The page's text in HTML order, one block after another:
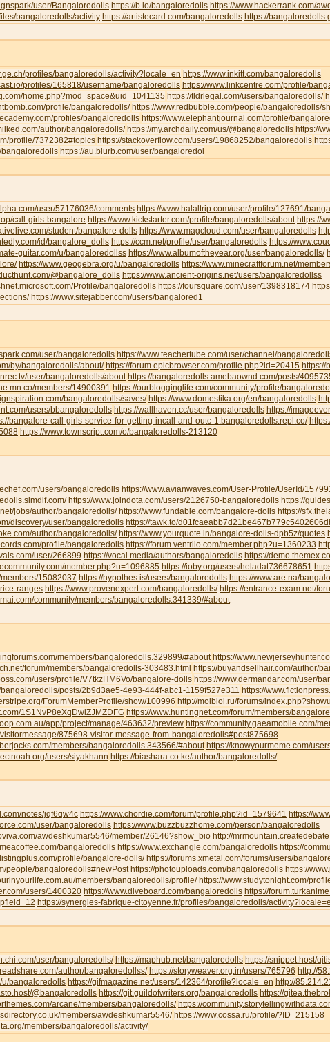
user/Bangaloredolls https://b.io/bangaloredolls https://www.hackerrank.com/
bangaloredolls/activity https://artistecard.com/bangaloredolls https://
profiles/bangaloredolls/activity?locale=en https://www.inkitt.com/bangaloredolls
profiles/165818/username/bangaloredolls https://www.linkcentre.com/profile/
home.php?mod=space&uid=1041135 https://tldrlegal.com/users/bangaloredolls/
profile/bangaloredolls/ https://www.redbubble.com/people/bangaloredolls/
profiles/bangaloredolls https://www.elephantjournal.com/profile/
author/bangaloredolls/ https://my.archdaily.com/us/@bangaloredolls https://
profile/7372382#topics https://stackoverflow.com/users/19868252/bangaloredolls
bangaloredolls https://au.blurb.com/user/bangaloredol
user/57176036/comments https://www.halaltrip.com/user/profile/127691/
call-girls-bangalore https://www.kickstarter.com/profile/bangaloredolls/about https://
student/bangalore-dolls https://www.magcloud.com/user/bangaloredolls
id/bangalore_dolls https://ccm.net/profile/user/bangaloredolls https://
guitar.com/u/bangaloredollss https://www.albumoftheyear.org/user/bangaloredolls/
https://www.geogebra.org/u/bangaloredolls https://www.minecraftforum.net/
@bangalore_dolls https://www.ancient-origins.net/users/bangaloredollss
Profile/bangaloredolls https://foursquare.com/user/1398318174
https://www.sitejabber.com/users/bangalored1
user/bangaloredolls https://www.teachertube.com/user/channel/
by/bangaloredolls/about/ https://forum.epicbrowser.com/profile.php?id=20415
user/bangaloredolls/about https://bangaloredolls.amebaownd.com/posts/
members/14900391 https://ourblogginglife.com/community/profile/
bangaloredolls/saves/ https://www.domestika.org/en/bangaloredolls
users/bbangaloredolls https://wallhaven.cc/user/bangaloredolls https://
bangalore-call-girls-service-for-getting-incall-and-outc-1.bangaloredolls.repl.co/
https://www.townscript.com/o/bangaloredolls-213120
users/bangaloredolls https://www.avianwaves.com/User-Profile/UserId/
https://www.joindota.com/users/2126750-bangaloredolls https://
jobs/author/bangaloredolls/ https://www.fundable.com/bangalore-dolls https://
discovery/user/bangaloredolls https://tawk.to/
author/bangaloredolls/ https://www.yourquote.in/bangalore-dolls-dpb5z/quotes
profile/bangaloredolls https://forum.ventrilo.com/member.php?u=1360233
user/266899 https://vocal.media/authors/bangaloredolls https://
member.php?u=1096885 https://ioby.org/users/heladat736678651
15082037 https://hypothes.is/users/bangaloredolls https://www.are.na/
ranges https://www.provenexpert.com/bangaloredolls/ https://entrance-exam.net/
community/members/bangaloredolls.341339/#about
members/bangaloredolls.329899/#about https://
forum/members/bangaloredolls-303483.html https://buyandsellhair.com/author/
users/profile/V7tkzHM6Vo/bangalore-dolls https://www.dermandar.com/user/
bangaloredolls/posts/2b9d3ae5-4e93-444f-abc1-1159f527e311 https://
ForumMemberProfile/show/100996 http://molbiol.ru/forums/
1S1NvP8eXqDwiZJMZDFG https://www.huntingnet.com/forum/members/
app/project/manage/463632/preview https://community.gaeamobile.com/
875698-visitor-message-from-bangaloredolls#post875698
members/bangaloredolls.343566/#about https://knowyourmeme.com/
users/siyakhann https://biashara.co.ke/author/bangaloredolls/
notes/jqf6qw4c https://www.chordie.com/forum/profile.php?id=1579641 https://
user/bangaloredolls https://www.buzzbuzzhome.com/person/bangaloredolls
awdeshkumar5546/member/26146?show_bio http://
bangaloredolls https://www.exchangle.com/bangaloredolls https://
profile/bangalore-dolls/ https://forums.xmetal.com/forums/users/
people/bangaloredolls#newPost https://photouploads.com/bangaloredolls https://
members/bangaloredolls/profile/ https://www.studytonight.com/
users/1400320 https://www.diveboard.com/bangaloredolls https://
https://synergies-fabrique-citoyenne.fr/profiles/bangaloredolls/
user/bangaloredolls/ https://maphub.net/bangaloredolls https://snippet.host/
author/bangaloredollss/ https://storyweaver.org.in/users/765796 http://
u/bangaloredolls https://gifmagazine.net/users/142364/profile?locale=en http://
@bangaloredolls https://git.guildofwriters.org/bangaloredolls https://
arcane/members/bangaloredolls/ https://
members/awdeshkumar5546/ https://www.cossa.ru/profile/?ID=215158
members/bangaloredolls/activity/